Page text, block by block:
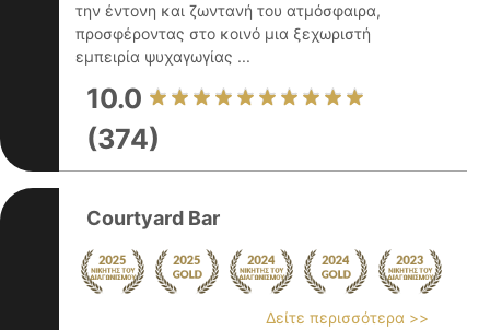
την έντονη και ζωντανή του ατμόσφαιρα,
προσφέροντας στο κοινό μια ξεχωριστή
εμπειρία ψυχαγωγίας ...
10.0
(374)
Courtyard Bar
Δείτε περισσότερα >>